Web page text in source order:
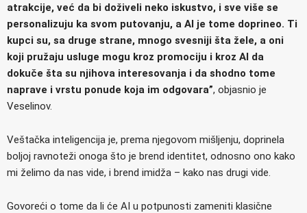
atrakcije, već da bi doživeli neko iskustvo, i sve više se
personalizuju ka svom putovanju, a AI je tome doprineo. Ti
kupci su, sa druge strane, mnogo svesniji šta žele, a oni
koji pružaju usluge mogu kroz promociju i kroz AI da
dokuče šta su njihova interesovanja i da shodno tome
naprave i vrstu ponude koja im odgovara”, objasnio je
Veselinov.
Veštačka inteligencija je, prema njegovom mišljenju, doprinela
boljoj ravnoteži onoga što je brend identitet, odnosno ono kako
mi želimo da nas vide, i brend imidža – kako nas drugi vide.
Govoreći o tome da li će AI u potpunosti zameniti klasične